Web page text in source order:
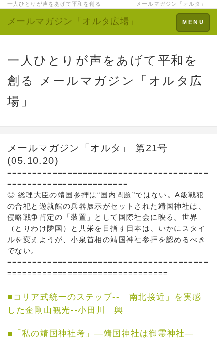
一人ひとりが声をあげて平和を創る メールマガジン「オルタ」
Toggle
navigation
MENU
メールマガジン「オルタ広場」
一人ひとりが声をあげて平和を
創る メールマガジン「オルタ広
場」
メールマガジン「オルタ」 第21号
(05.10.20)
========================================
========================
◎ 総理大臣の靖国参拝は“国内問題”ではない。A級戦犯
の合祀と遊就館の兵器展示がセットされた靖国神社は、
侵略戦争肯定の「装置」として国際社会に映る。世界
（とりわけ隣国）と共栄を目指す日本は、いかにスタイ
ルを変えようが、小泉首相の靖国神社参拝を認めるべき
でない。
========================================
================================
■ コリア式統一のステップ--「南北接近」を実感
した金剛山観光--小田川 興
■ 「私の靖国神社考」―靖国神社は御霊神社―